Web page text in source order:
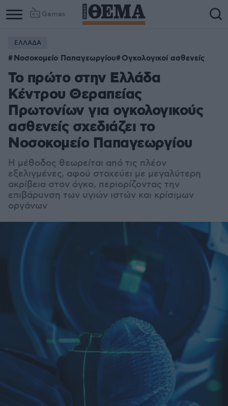
Games
ΕΛΛΑΔΑ
Νοσοκομείο Παπαγεωργίου Ογκολογικοί ασθενείς
Το πρώτο στην Ελλάδα
Κέντρου Θεραπείας
Πρωτονίων για ογκολογικούς
ασθενείς σχεδιάζει το
Νοσοκομείο Παπαγεωργίου
Η μέθοδος θεωρείται από τις πλέον
εξελιγμένες, αφού στοχεύει με μεγαλύτερη
ακρίβεια στον όγκο, περιορίζοντας την
επιβάρυνση των υγιών ιστών και κρίσιμων
οργάνων